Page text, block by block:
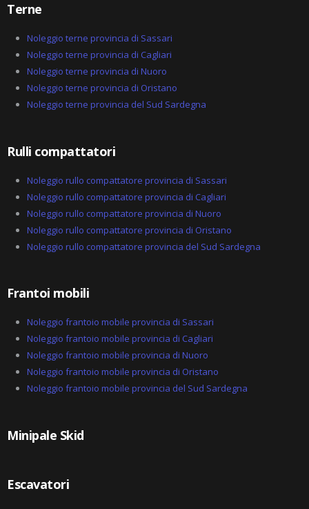
m
r
k
d
-
a
Terne
Noleggio terne provincia di Sassari
Noleggio terne provincia di Cagliari
Noleggio terne provincia di Nuoro
Noleggio terne provincia di Oristano
Noleggio terne provincia del Sud Sardegna
Rulli compattatori
Noleggio rullo compattatore provincia di Sassari
Noleggio rullo compattatore provincia di Cagliari
Noleggio rullo compattatore provincia di Nuoro
Noleggio rullo compattatore provincia di Oristano
Noleggio rullo compattatore provincia del Sud Sardegna
Frantoi mobili
Noleggio frantoio mobile provincia di Sassari
Noleggio frantoio mobile provincia di Cagliari
Noleggio frantoio mobile provincia di Nuoro
Noleggio frantoio mobile provincia di Oristano
Noleggio frantoio mobile provincia del Sud Sardegna
Minipale Skid
Escavatori